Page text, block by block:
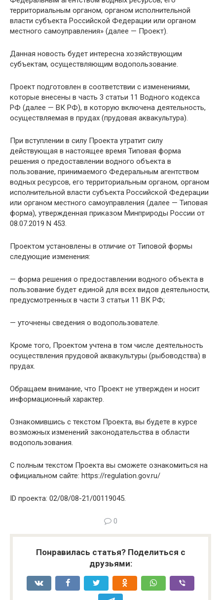
территориальным органом, органом исполнительной
власти субъекта Российской Федерации или органом
местного самоуправления» (далее — Проект).
Данная новость будет интересна хозяйствующим
субъектам, осуществляющим водопользование.
Проект подготовлен в соответствии с изменениями,
которые внесены в часть 3 статьи 11 Водного кодекса
РФ (далее — ВК РФ), в которую включена деятельность,
осуществляемая в прудах (прудовая аквакультура).
При вступлении в силу Проекта утратит силу
действующая в настоящее время Типовая форма
решения о предоставлении водного объекта в
пользование, принимаемого Федеральным агентством
водных ресурсов, его территориальным органом, органом
исполнительной власти субъекта Российской Федерации
или органом местного самоуправления (далее — Типовая
форма), утвержденная приказом Минприроды России от
08.07.2019 N 453.
Проектом установлены в отличие от Типовой формы
следующие изменения:
— форма решения о предоставлении водного объекта в
пользование будет единой для всех видов деятельности,
предусмотренных в части 3 статьи 11 ВК РФ;
— уточнены сведения о водопользователе.
Кроме того, Проектом учтена в том числе деятельность
осуществления прудовой аквакультуры (рыбоводства) в
прудах.
Обращаем внимание, что Проект не утвержден и носит
информационный характер.
Ознакомившись с текстом Проекта, вы будете в курсе
возможных изменений законодательства в области
водопользования.
С полным текстом Проекта вы сможете ознакомиться на
официальном сайте: https://regulation.gov.ru/
ID проекта: 02/08/08-21/00119045.
0
Понравилась статья? Поделиться с
друзьями: